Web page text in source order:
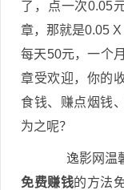
了，点一次0.05
章，那就是0.05
每天50元，一个
章受欢迎，你的
食钱、赚点烟钱
为之呢？
逸影网温
免费赚钱的方法